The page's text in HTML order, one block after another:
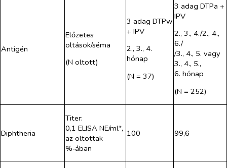
Antigén
Előzetes
oltások/séma
(N oltott)
3 adag DTPw
+ IPV
2., 3., 4.
hónap
(N = 37)
3 adag DTPa +
IPV
2., 3., 4./2., 4.,
6./
/3., 4., 5. vagy
3., 4., 5.,
6. hónap
(N = 252)
Diphtheria
Titer:
0,1 ELISA NE/ml*,
az oltottak
%‑ában
100 99,6